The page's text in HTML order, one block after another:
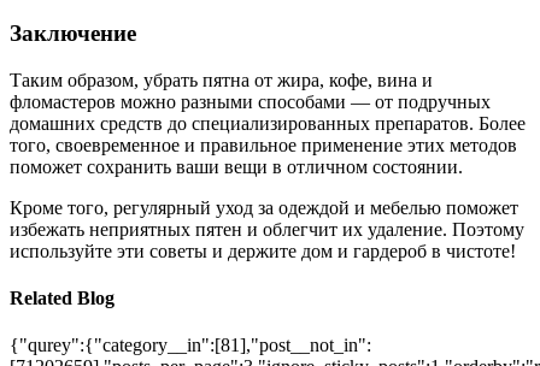
Заключение
Таким образом, убрать пятна от жира, кофе, вина и
фломастеров можно разными способами — от подручных
домашних средств до специализированных препаратов. Более
того, своевременное и правильное применение этих методов
поможет сохранить ваши вещи в отличном состоянии.
Кроме того, регулярный уход за одеждой и мебелью поможет
избежать неприятных пятен и облегчит их удаление. Поэтому
используйте эти советы и держите дом и гардероб в чистоте!
Related Blog
{"qurey":{"category__in":[81],"post__not_in":